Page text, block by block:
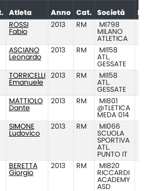
Atleta Anno Cat. Società
ROSSI
Fabio
2013 RM
MI798
MILANO
ATLETICA
ASCIANO
Leonardo
2013 RM
MI158
ATL.
GESSATE
TORRICELLI
Emanuele
2013 RM
MI158
ATL.
GESSATE
MATTIOLO
Dante
2013 RM
MI801
@TLETICA
MEDA 014
SIMONE
Ludovico
2013 RM
MI066
SCUOLA
SPORTIVA
ATL.
PUNTO IT
BERETTA
Giorgio
2013 RM
MI820
RICCARDI
ACADEMY
ASD